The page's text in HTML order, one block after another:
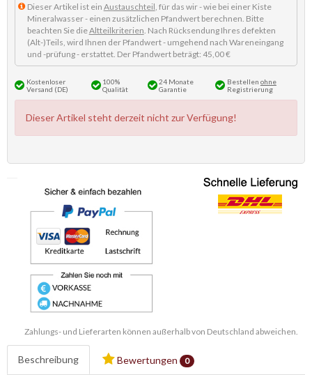
Dieser Artikel ist ein Austauschteil , für das wir - wie bei einer Kiste
Mineralwasser - einen zusätzlichen Pfandwert berechnen. Bitte
beachten Sie dieAltteilkriterien . Nach Rücksendung Ihres defekten
(Alt-)Teils, wird Ihnen der Pfandwert - umgehend nach Wareneingang
und -prüfung - erstattet. Der Pfandwert beträgt: 45,00 €
Kostenloser
Versand (DE)
100%
Qualität
24 Monate
Garantie
Bestellen ohne
Registrierung
Dieser Artikel steht derzeit nicht zur Verfügung!
Zahlungs- und Lieferarten können außerhalb von Deutschland abweichen.
Beschreibung Bewertungen 0